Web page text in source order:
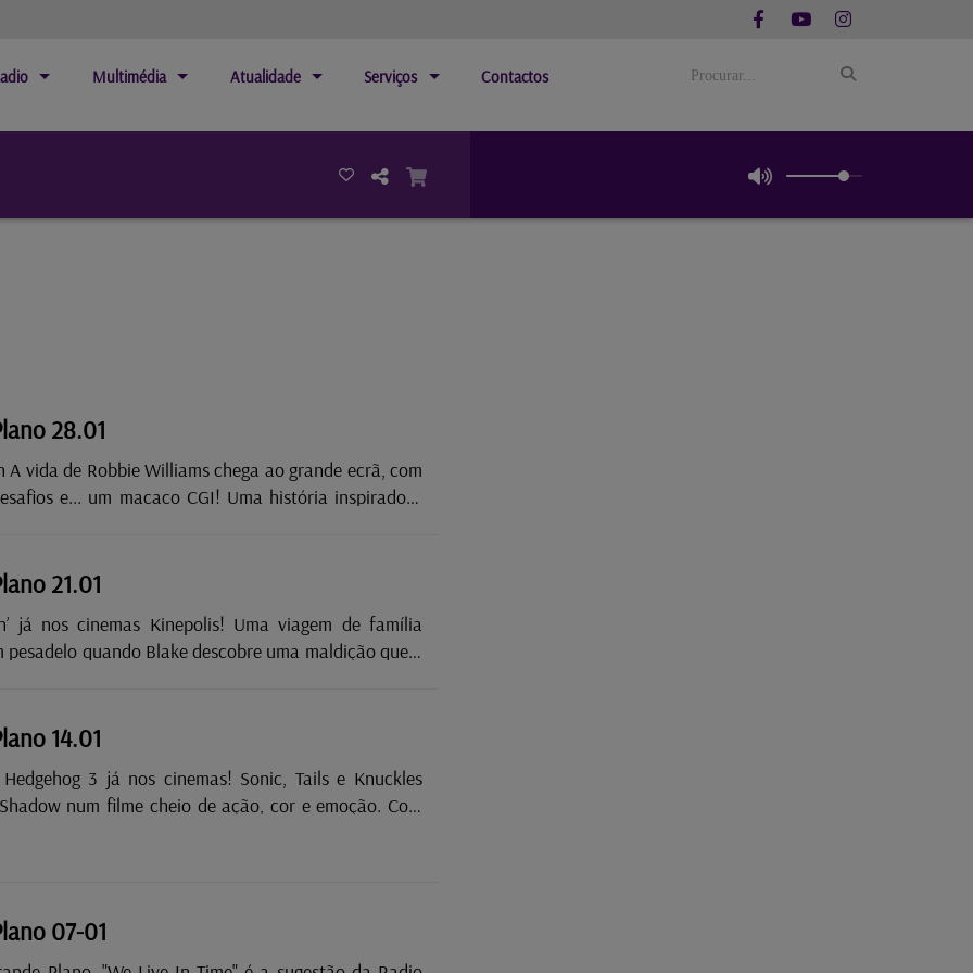
Multimédia Atualidade Serviços Contactos
28.01
A vida de Robbie Williams chega ao grande ecrã, com
e... um macaco CGI! Uma história inspiradora
21.01
cinemas Kinepolis! Uma viagem de família
pesadelo quando Blake descobre uma maldição que o
e emoção. Corra para o grande ecrã e
14.01
3 já nos cinemas! Sonic, Tails e Knuckles
num filme cheio de ação, cor e emoção. Com
07-01